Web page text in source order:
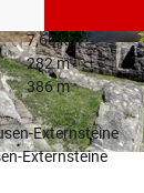
|CC-BY-SA
© Teutoburger
7,60 km
282 m
386 m
Externsteine
Externsteine